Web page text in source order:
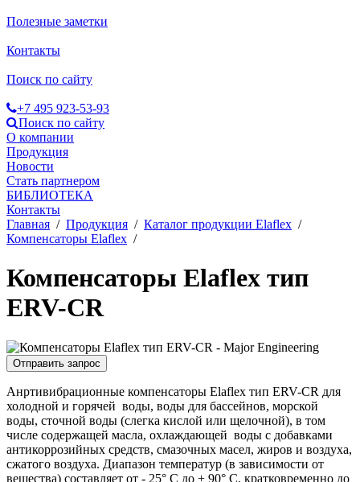
Полезные заметки
Контакты
Поиск по сайту
+7 495 923-53-93
Поиск по сайту
О компании
Продукция
Новости
Стать партнером
БИБЛИОТЕКА
Контакты
Главная / Продукция / Каталог продукции Elaflex /
Компенсаторы Elaflex /
Компенсаторы Elaflex тип
ERV-CR
Отправить запрос
Анртивибрационные компенсаторы Elaflex тип ERV-CR для
холодной и горячей воды, воды для бассейнов, морской
воды, сточной воды (слегка кислой или щелочной), в том
числе содержащей масла, охлаждающей воды с добавками
антикоррозийных средств, смазочных масел, жиров и воздуха,
сжатого воздуха. Диапазон температур (в зависимости от
вещества) составляет от - 25° C до + 90° C, кратковременно до